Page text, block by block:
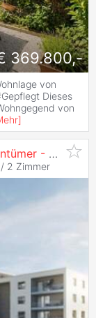
369.800,-
von
Dieses
von
]
Wohnung mit Küche
2 Zimmer